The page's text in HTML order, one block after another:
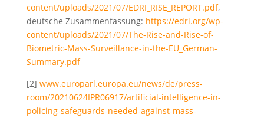
content/uploads/2021/07/EDRI_RISE_REPORT.pdf,
deutsche Zusammenfassung: https://edri.org/wp-
content/uploads/2021/07/The-Rise-and-Rise-of-
Biometric-Mass-Surveillance-in-the-EU_German-
Summary.pdf
[2] www.europarl.europa.eu/news/de/press-
room/20210624IPR06917/artificial-intelligence-in-
policing-safeguards-needed-against-mass-